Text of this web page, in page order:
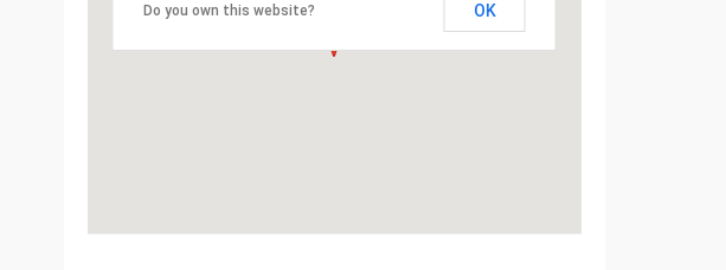
Do you own this website? OK